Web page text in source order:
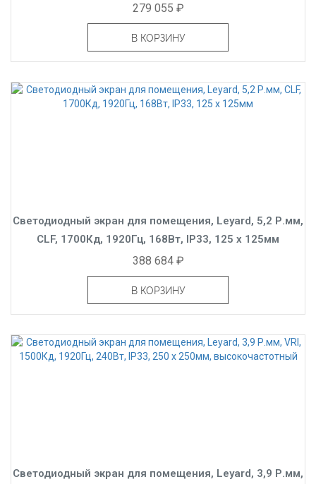
279 055 ₽
В КОРЗИНУ
Светодиодный экран для помещения, Leyard, 5,2 Р.мм,
CLF, 1700Кд, 1920Гц, 168Вт, IP33, 125 x 125мм
388 684 ₽
В КОРЗИНУ
Светодиодный экран для помещения, Leyard, 3,9 Р.мм,